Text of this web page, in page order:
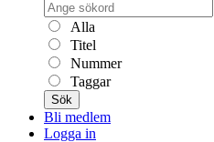
Alla
Titel
Nummer
Taggar
Sök
Bli medlem
Logga in